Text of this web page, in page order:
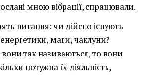
мною вібрації, спрацювали.
питання: чи дійсно існують
маги, чаклуни?
так називаються, то вони
потужна їх діяльність,